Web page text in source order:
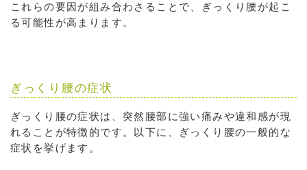
これらの要因が組み合わさることで、ぎっくり腰が起こ
る可能性が高まります。
ぎっくり腰の症状
ぎっくり腰の症状は、突然腰部に強い痛みや違和感が現
れることが特徴的です。以下に、ぎっくり腰の一般的な
症状を挙げます。